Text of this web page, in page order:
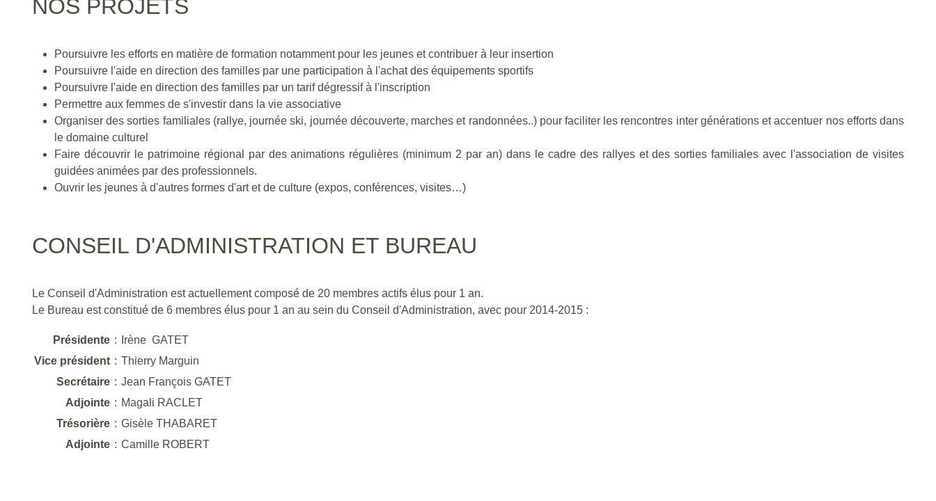
NOS PROJETS
Poursuivre les efforts en matière de formation notamment pour les jeunes et contribuer à leur insertion
Poursuivre l'aide en direction des familles par une participation à l'achat des équipements sportifs
Poursuivre l'aide en direction des familles par un tarif dégressif à l'inscription
Permettre aux femmes de s'investir dans la vie associative
Organiser des sorties familiales (rallye, journée ski, journée découverte, marches et randonnées..) pour faciliter les rencontres inter générations et accentuer nos efforts dans
le domaine culturel
Faire découvrir le patrimoine régional par des animations régulières (minimum 2 par an) dans le cadre des rallyes et des sorties familiales avec l'association de visites
guidées animées par des professionnels.
Ouvrir les jeunes à d'autres formes d'art et de culture (expos, conférences, visites…)
CONSEIL D'ADMINISTRATION ET BUREAU
Le Conseil d'Administration est actuellement composé de 20 membres actifs élus pour 1 an.
Le Bureau est constitué de 6 membres élus pour 1 an au sein du Conseil d'Administration, avec pour 2014-2015 :
Présidente :
Irène GATET
Vice président : Thierry Marguin
Secrétaire : Jean François GATET
Adjointe : Magali RACLET
Trésorière : Gisèle THABARET
Adjointe : Camille ROBERT